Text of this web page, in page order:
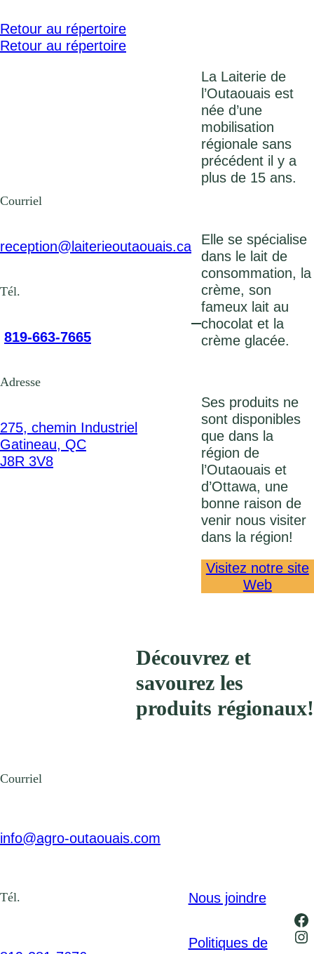
Retour au répertoire
Retour au répertoire
Courriel
reception@laiterieoutaouais.ca
Tél.
819-663-7665
Adresse
275, chemin Industriel
Gatineau, QC
J8R 3V8
La Laiterie de
l’Outaouais est
née d’une
mobilisation
régionale sans
précédent il y a
plus de 15 ans.
Elle se spécialise
dans le lait de
consommation, la
crème, son
fameux lait au
chocolat et la
crème glacée.
Ses produits ne
sont disponibles
que dans la
région de
l’Outaouais et
d’Ottawa, une
bonne raison de
venir nous visiter
dans la région!
Visitez notre site
Web
Découvrez et
savourez les
produits régionaux!
Courriel
info@agro-outaouais.com
Tél. Nous joindre
Politiques de